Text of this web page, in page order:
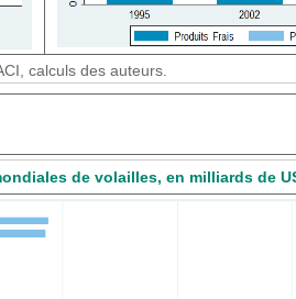
calculs des auteurs.
de volailles, en milliards de